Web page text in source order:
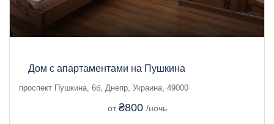
Дом с апартаментами на Пушкина
проспект Пушкина, 6б, Днепр, Украина, 49000
от ₴800 /ночь